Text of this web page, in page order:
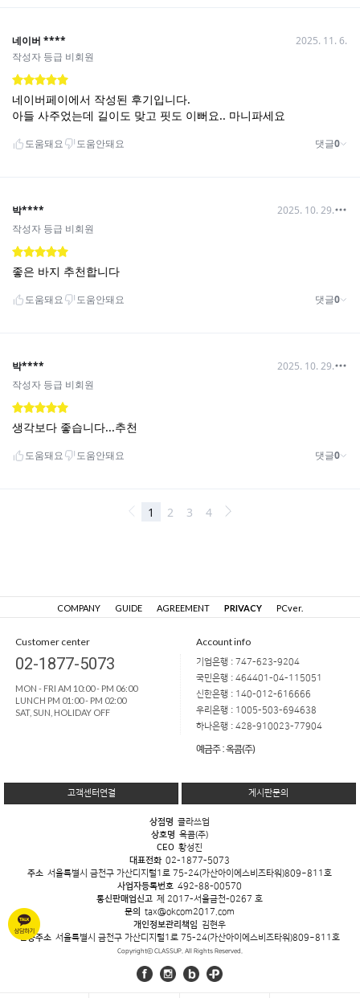
COMPANY GUIDE AGREEMENT PRIVACY PCver.
Customer center
02-1877-5073
MON - FRI AM 10:00 - PM 06:00
LUNCH PM 01:00 - PM 02:00
SAT, SUN, HOLIDAY OFF
Account info
기업은행 : 747-623-9204
국민은행 : 464401-04-115051
신한은행 : 140-012-616666
우리은행 : 1005-503-694638
하나은행 : 428-910023-77904
예금주 : 옥콤(주)
고객센터연결 게시판문의
상점명 클라쓰업
상호명 옥콤(주)
CEO 황성진
대표전화 02-1877-5073
주소 서울특별시 금천구 가산디지털1로 75-24(가산아이에스비즈타워)809~811호
사업자등록번호 492-88-00570
통신판매업신고 제 2017-서울금천-0267 호
문의 tax@okcom2017.com
개인정보관리책임 김현우
반송주소 서울특별시 금천구 가산디지털1로 75-24(가산아이에스비즈타워)809~811호
Copyrightⓒ CLASSUP. All Rights Reserved.